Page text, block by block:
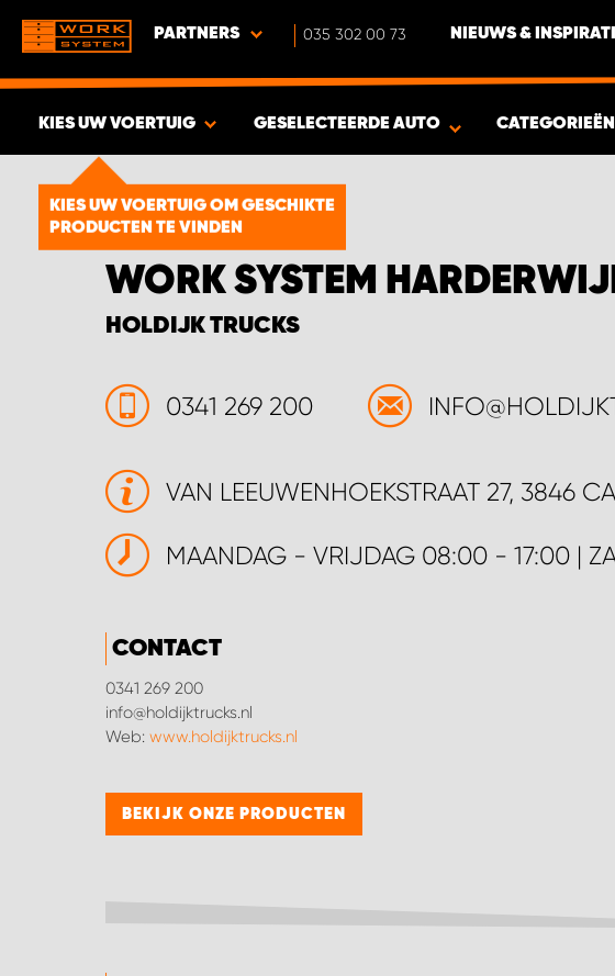
PARTNERS 035 302 00 73 NIEUWS &
KIES UW VOERTUIG
KIES UW VOERTUIG OM GESCHIKTE
PRODUCTEN TE VINDEN
BEKIJK RESULTAAT -1894
PRODUCTEN
GESELECTEERDE AUTO CATEGORIEËN
WORK SYSTEM
HOLDIJK TRUCKS
0341 269 200
VAN LEEUWENHOEKSTRAAT 27, 3846 CA
MAANDAG - VRIJDAG 08:00 - 17:00 |
CONTACT
0341 269 200
info@holdijktrucks.nl
Web: www.holdijktrucks.nl
BEKIJK ONZE PRODUCTEN